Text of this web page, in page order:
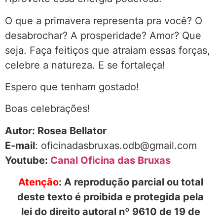
O que a primavera representa pra você? O
desabrochar? A prosperidade? Amor? Que
seja. Faça feitiços que atraiam essas forças,
celebre a natureza. E se fortaleça!
Espero que tenham gostado!
Boas celebrações!
Autor: Rosea Bellator
E-mail: oficinadasbruxas.odb@gmail.com
Youtube: Canal Oficina das Bruxas
Atenção: A reprodução parcial ou total
deste texto é proibida e protegida pela
lei do direito autoral nº 9610 de 19 de